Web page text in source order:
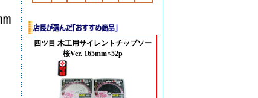
四ツ目 木工用サイレントチップソー
桜Ver. 165mm×52p